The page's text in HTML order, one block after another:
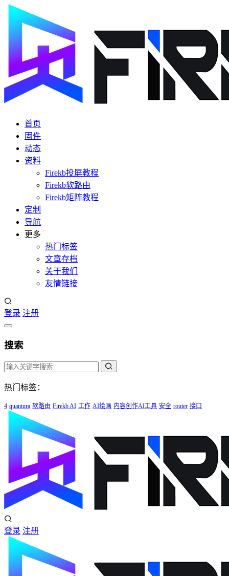
首页
固件
动态
资料
Firekb投屏教程
Firekb软路由
Firekb矩阵教程
定制
导航
更多
热门标签
文章存档
关于我们
友情链接
登录 注册
搜索
热门标签：
4 quantura 软路由 Firekb AI 工作 AI绘画 内容创作AI工具 安全 router 接口
登录 注册